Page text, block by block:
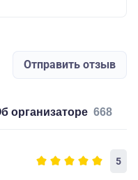
Отправить отзыв
об организаторе 668
5